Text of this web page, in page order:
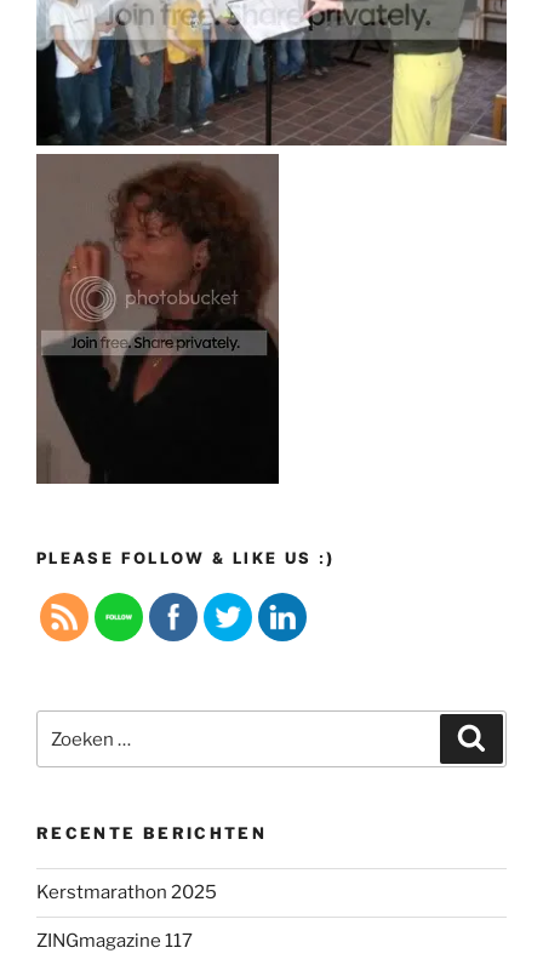
PLEASE FOLLOW & LIKE US :)
naar:
RECENTE BERICHTEN
Kerstmarathon 2025
ZINGmagazine 117